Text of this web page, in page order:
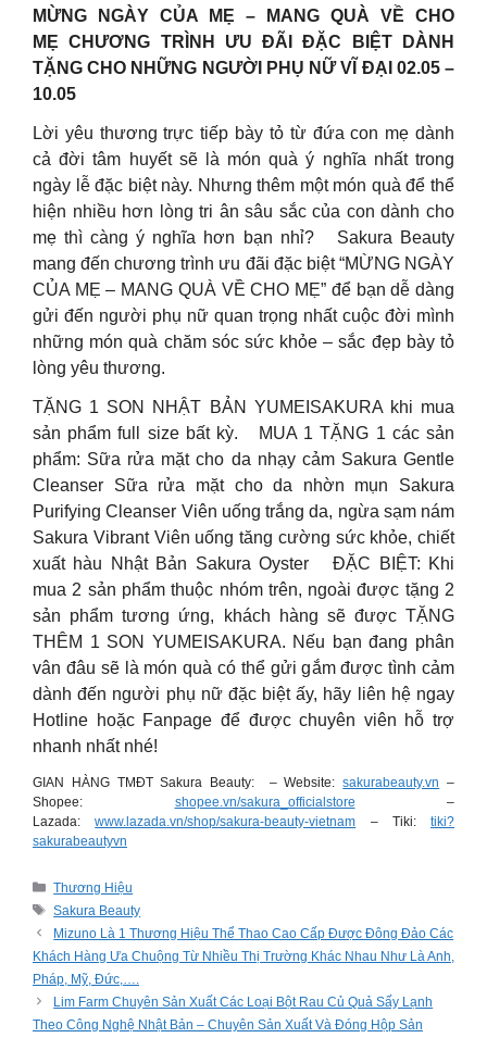
MỪNG NGÀY CỦA MẸ – MANG QUÀ VỀ CHO
MẸ CHƯƠNG TRÌNH ƯU ĐÃI ĐẶC BIỆT DÀNH
TẶNG CHO NHỮNG NGƯỜI PHỤ NỮ VĨ ĐẠI 02.05 –
10.05
Lời yêu thương trực tiếp bày tỏ từ đứa con mẹ dành
cả đời tâm huyết sẽ là món quà ý nghĩa nhất trong
ngày lễ đặc biệt này. Nhưng thêm một món quà để thể
hiện nhiều hơn lòng tri ân sâu sắc của con dành cho
mẹ thì càng ý nghĩa hơn bạn nhỉ? Sakura Beauty
mang đến chương trình ưu đãi đặc biệt “MỪNG NGÀY
CỦA MẸ – MANG QUÀ VỀ CHO MẸ” để bạn dễ dàng
gửi đến người phụ nữ quan trọng nhất cuộc đời mình
những món quà chăm sóc sức khỏe – sắc đẹp bày tỏ
lòng yêu thương.
TẶNG 1 SON NHẬT BẢN YUMEISAKURA khi mua
sản phẩm full size bất kỳ. MUA 1 TẶNG 1 các sản
phẩm: Sữa rửa mặt cho da nhạy cảm Sakura Gentle
Cleanser Sữa rửa mặt cho da nhờn mụn Sakura
Purifying Cleanser Viên uống trắng da, ngừa sạm nám
Sakura Vibrant Viên uống tăng cường sức khỏe, chiết
xuất hàu Nhật Bản Sakura Oyster ĐẶC BIỆT: Khi
mua 2 sản phẩm thuộc nhóm trên, ngoài được tặng 2
sản phẩm tương ứng, khách hàng sẽ được TẶNG
THÊM 1 SON YUMEISAKURA. Nếu bạn đang phân
vân đâu sẽ là món quà có thể gửi gắm được tình cảm
dành đến người phụ nữ đặc biệt ấy, hãy liên hệ ngay
Hotline hoặc Fanpage để được chuyên viên hỗ trợ
nhanh nhất nhé!
GIAN HÀNG TMĐT Sakura Beauty: – Website:sakurabeauty.vn –
Shopee: shopee.vn/sakura_officialstore –
Lazada:www.lazada.vn/shop/sakura-beauty-vietnam – Tiki: tiki?
sakurabeautyvn
Categories
Thương Hiệu
Tags
Sakura Beauty
Mizuno Là 1 Thương Hiệu Thể Thao Cao Cấp Được Đông Đảo Các
Khách Hàng Ưa Chuộng Từ Nhiều Thị Trường Khác Nhau Như Là Anh,
Pháp, Mỹ, Đức,….
Lim Farm Chuyên Sản Xuất Các Loại Bột Rau Củ Quả Sấy Lạnh
Theo Công Nghệ Nhật Bản – Chuyên Sản Xuất Và Đóng Hộp Sản